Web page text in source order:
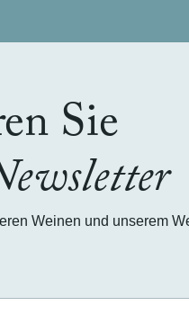
Sie
Weinen und unserem